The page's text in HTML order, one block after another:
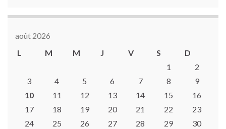
août 2026
L
M M J V S
D
1
2
3
4 5 6 7 8
9
10
11 12 13 14 15
16
17
18 19 20 21 22
23
24
25 26 27 28 29 30